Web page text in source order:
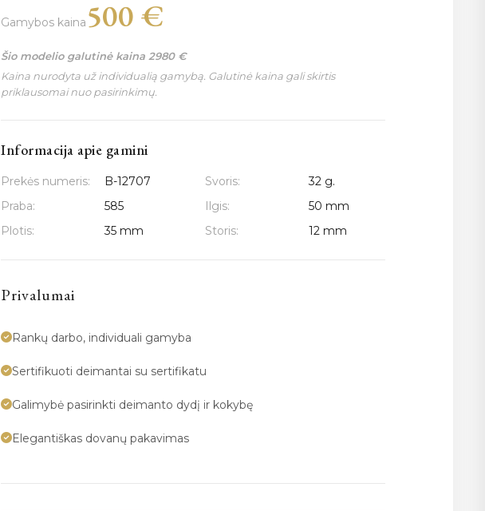
Gamybos kaina 500 €
Šio modelio galutinė kaina 2980 €
Kaina nurodyta už individualią gamybą. Galutinė kaina gali skirtis
priklausomai nuo pasirinkimų.
Informacija apie gamini
Prekės numeris: B-12707 Svoris:
32 g.
Praba:
585 Ilgis:
50 mm
Plotis:
35 mm Storis: 12 mm
Privalumai
Rankų darbo, individuali gamyba
Sertifikuoti deimantai su sertifikatu
Galimybė pasirinkti deimanto dydį ir kokybę
Elegantiškas dovanų pakavimas